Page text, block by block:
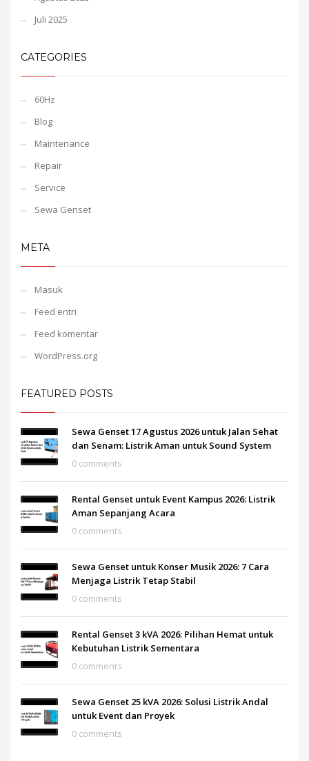
Juli 2025
CATEGORIES
60Hz
Blog
Maintenance
Repair
Service
Sewa Genset
META
Masuk
Feed entri
Feed komentar
WordPress.org
FEATURED POSTS
Sewa Genset 17 Agustus 2026 untuk Jalan Sehat
dan Senam: Listrik Aman untuk Sound System
0 comments
Rental Genset untuk Event Kampus 2026: Listrik
Aman Sepanjang Acara
0 comments
Sewa Genset untuk Konser Musik 2026: 7 Cara
Menjaga Listrik Tetap Stabil
0 comments
Rental Genset 3 kVA 2026: Pilihan Hemat untuk
Kebutuhan Listrik Sementara
0 comments
Sewa Genset 25 kVA 2026: Solusi Listrik Andal
untuk Event dan Proyek
0 comments